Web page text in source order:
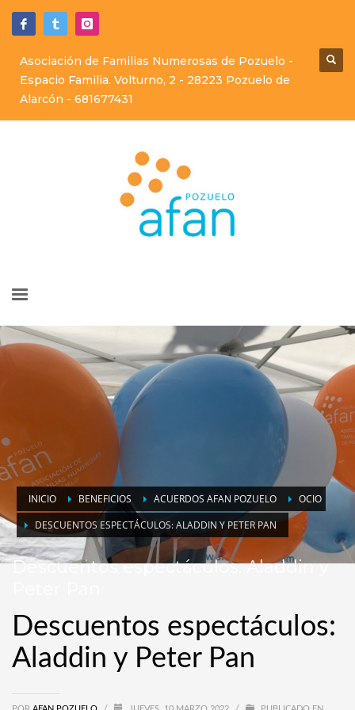
Asociación de Familias Numerosas de Pozuelo -
Espacio Familia. Volturno, 2 - 28223 Pozuelo de
Alarcón - 681677431
INICIO BENEFICIOS ACUERDOS AFAN POZUELO
OCIO
DESCUENTOS ESPECTÁCULOS: ALADDIN Y PETER PAN
Descuentos espectáculos: Aladdin y
Descuentos espectáculos:
Aladdin y Peter Pan